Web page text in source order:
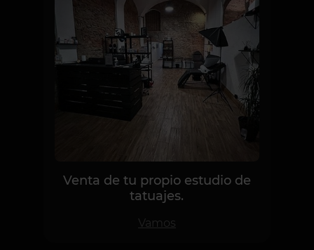
Venta de tu propio estudio de
tatuajes.
Vamos